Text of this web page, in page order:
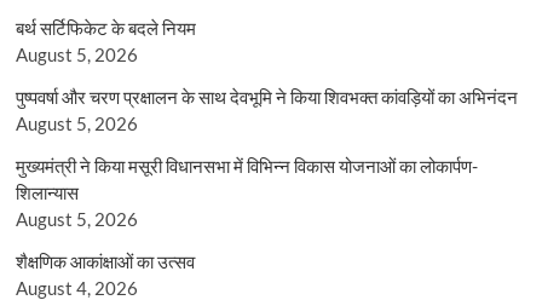
बर्थ सर्टिफिकेट के बदले नियम
August 5, 2026
पुष्पवर्षा और चरण प्रक्षालन के साथ देवभूमि ने किया शिवभक्त कांवड़ियों का अभिनंदन
August 5, 2026
मुख्यमंत्री ने किया मसूरी विधानसभा में विभिन्न विकास योजनाओं का लोकार्पण-
शिलान्यास
August 5, 2026
शैक्षणिक आकांक्षाओं का उत्सव
August 4, 2026